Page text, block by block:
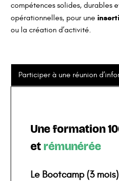
compétences solides, durables
opérationnelles, pour une
ou la création d’activité.
Participer à une réunion
Une formation
etrémunérée
Le Bootcamp (3 mois)